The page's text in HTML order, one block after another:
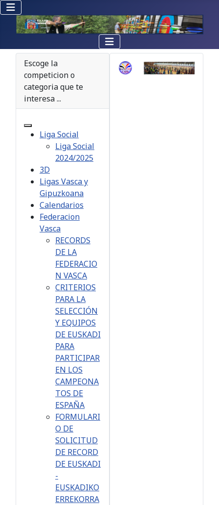
Escoge la
competicion o
categoria que te
interesa ...
Liga Social
Liga Social
2024/2025
3D
Ligas Vasca y
Gipuzkoana
Calendarios
Federacion
Vasca
RECORDS
DE LA
FEDERACIO
N VASCA
CRITERIOS
PARA LA
SELECCIÓN
Y EQUIPOS
DE EUSKADI
PARA
PARTICIPAR
EN LOS
CAMPEONA
TOS DE
ESPAÑA
FORMULARI
O DE
SOLICITUD
DE RECORD
DE EUSKADI
-
EUSKADIKO
ERREKORRA